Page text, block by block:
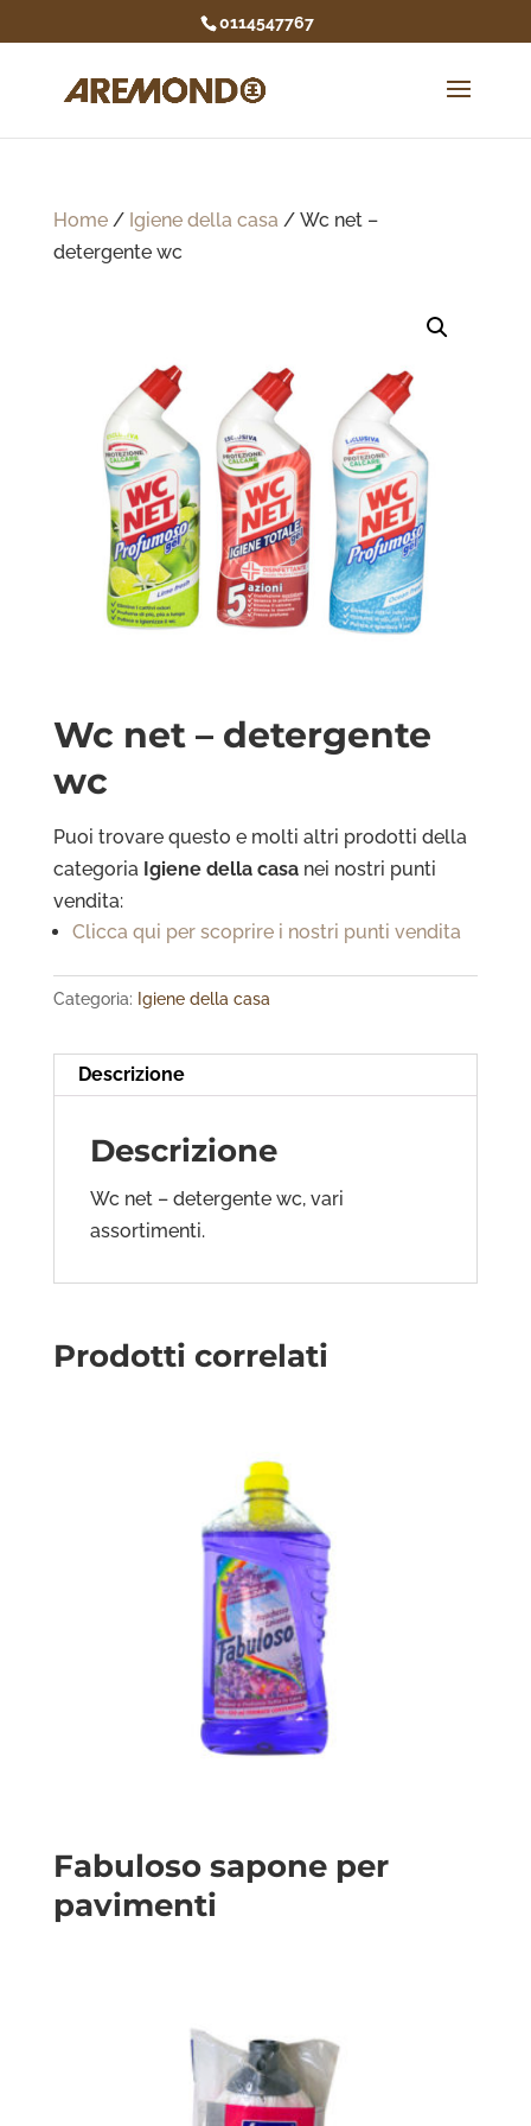
0114547767
Home/ Igiene della casa/ Wc net –
detergente wc
Wc net – detergente
wc
Puoi trovare questo e molti altri prodotti della
categoria Igiene della casa nei nostri punti
vendita:
Clicca qui per scoprire i nostri punti vendita
Categoria: Igiene della casa
Descrizione
Descrizione
Wc net – detergente wc, vari
assortimenti.
Prodotti correlati
Fabuloso sapone per
pavimenti